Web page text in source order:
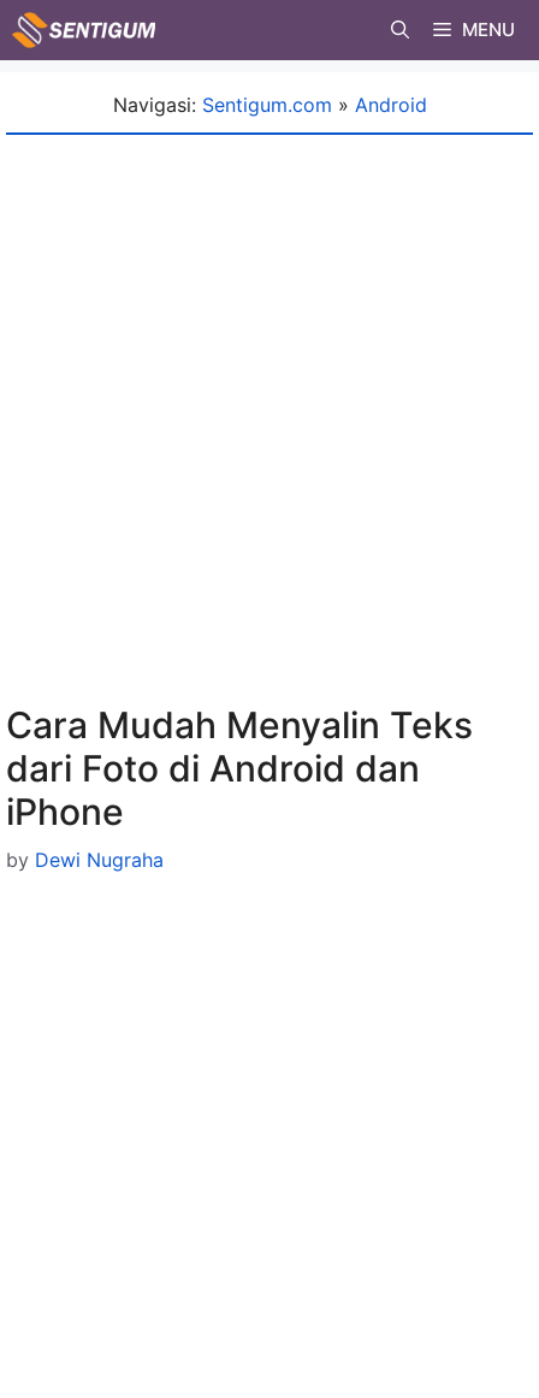
Skip
to
MENU
Navigasi: Sentigum.com » Android
Cara Mudah Menyalin Teks
dari Foto di Android dan
iPhone
by Dewi Nugraha